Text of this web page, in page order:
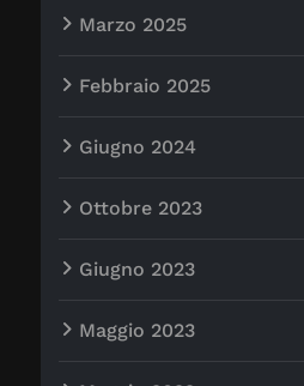
Marzo 2025
Febbraio 2025
Giugno 2024
Ottobre 2023
Giugno 2023
Maggio 2023